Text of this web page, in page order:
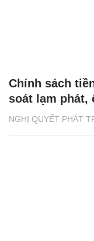
NGHỊ QUYẾT PHÁT
Chính sách
soát lạm phát,